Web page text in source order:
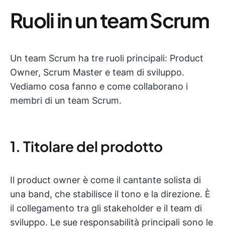
Ruoli in un team Scrum
Un team Scrum ha tre ruoli principali: Product
Owner, Scrum Master e team di sviluppo.
Vediamo cosa fanno e come collaborano i
membri di un team Scrum.
1. Titolare del prodotto
Il product owner è come il cantante solista di
una band, che stabilisce il tono e la direzione. È
il collegamento tra gli stakeholder e il team di
sviluppo. Le sue responsabilità principali sono le